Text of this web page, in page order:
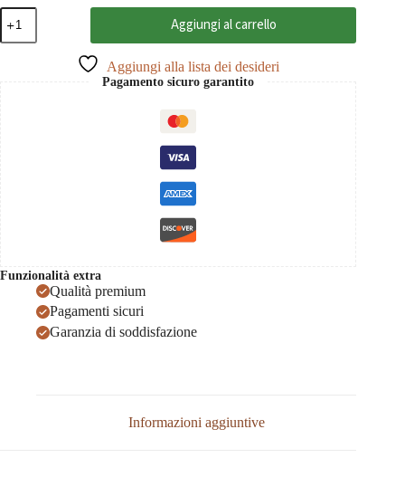
Merengő
Egri
Bikavér
Aggiungi al carrello
Aggiungi alla lista dei desideri
Pagamento sicuro garantito
Funzionalità extra
Qualità premium
Pagamenti sicuri
Garanzia di soddisfazione
Informazioni aggiuntive